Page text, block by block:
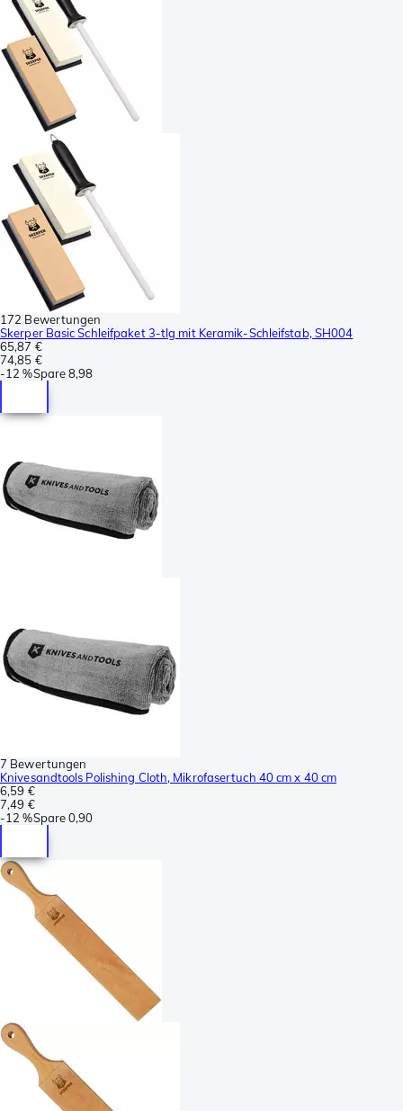
172 Bewertungen
Skerper Basic Schleifpaket 3-tlg mit Keramik-Schleifstab, SH004
65,87 €
74,85 €
-12 %Spare8,98
7 Bewertungen
Knivesandtools Polishing Cloth, Mikrofasertuch 40 cm x 40 cm
6,59 €
7,49 €
-12 %Spare0,90